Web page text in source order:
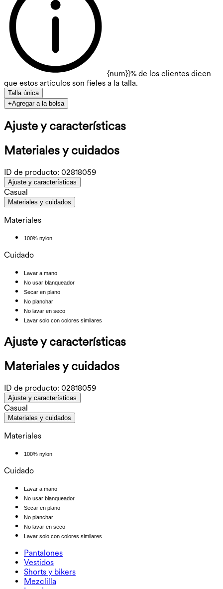
{num}}% de los clientes dicen
que estos artículos son fieles a la talla.
Talla única
+Agregar a la bolsa
Ajuste y características
Materiales y cuidados
ID de producto: 02818059
Ajuste y características
Casual
Materiales y cuidados
Materiales
100% nylon
Cuidado
Lavar a mano
No usar blanqueador
Secar en plano
No planchar
No lavar en seco
Lavar solo con colores similares
Ajuste y características
Materiales y cuidados
ID de producto: 02818059
Ajuste y características
Casual
Materiales y cuidados
Materiales
100% nylon
Cuidado
Lavar a mano
No usar blanqueador
Secar en plano
No planchar
No lavar en seco
Lavar solo con colores similares
Pantalones
Pantalones
Joggers
Pantalones de trabajo
Pantalones holgados
Vestidos
Vestidos
Sportkleider
Vestidos midi y maxi
Shorts y bikers
Shorts y bikers
Biker
Mezclilla
Mezclilla